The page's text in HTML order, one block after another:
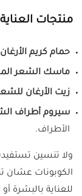
منتجات
حمام كريم الأرغان
ماسك الشعر
زيت الأرغان
سيروم أطراف
الأطراف.
ولا تنسين
للعناية بالبشرة